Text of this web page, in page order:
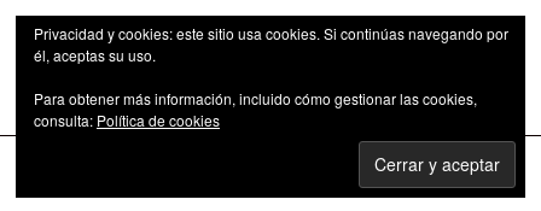
Las series de televisión como fenómeno cultural
Privacidad y cookies: este sitio usa cookies. Si continúas navegando por
él, aceptas su uso.
Para obtener más información, incluido cómo gestionar las cookies,
consulta: Política de cookies